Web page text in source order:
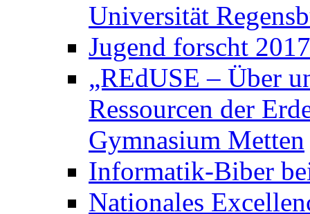
Universität
Jugend forscht
„REdUSE – Über
Ressourcen der
Gymnasium Metten
Informatik-Biber
Nationales